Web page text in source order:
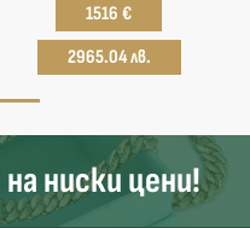
1516 €
2965.04 лв.
на ниски цени!